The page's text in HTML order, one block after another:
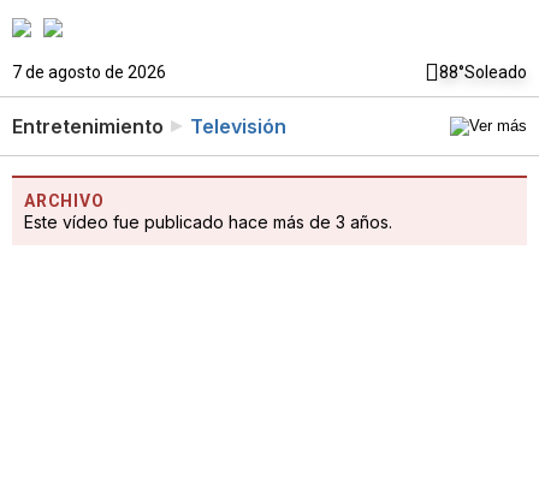
7 de agosto de 2026 88°Soleado
Entretenimiento Televisión
ARCHIVO
Este vídeo fue publicado hace más de 3 años.